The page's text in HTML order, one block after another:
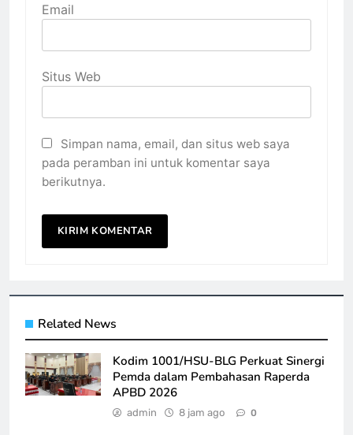
Email
Situs Web
Simpan nama, email, dan situs web saya
pada peramban ini untuk komentar saya
berikutnya.
Related News
Kodim 1001/HSU-BLG Perkuat Sinergi
Pemda dalam Pembahasan Raperda
APBD 2026
admin 8 jam ago 0